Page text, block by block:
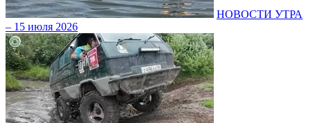
НОВОСТИ УТРА
– 15 июля 2026